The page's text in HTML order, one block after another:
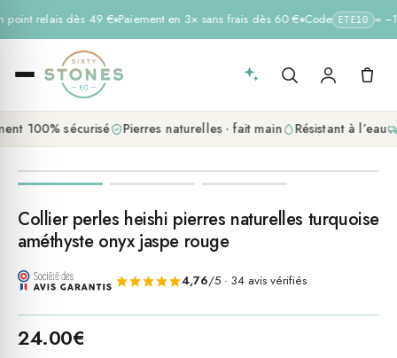
point relais dès 49 € Paiement en 3× sans frais dès 60 € Code ETE10 =
100% sécurisé Pierres naturelles · fait main Résistant à l’eau
Collier perles heishi pierres naturelles turquoise
améthyste onyx jaspe rouge
4,76/5 · 34 avis vérifiés
24.00€